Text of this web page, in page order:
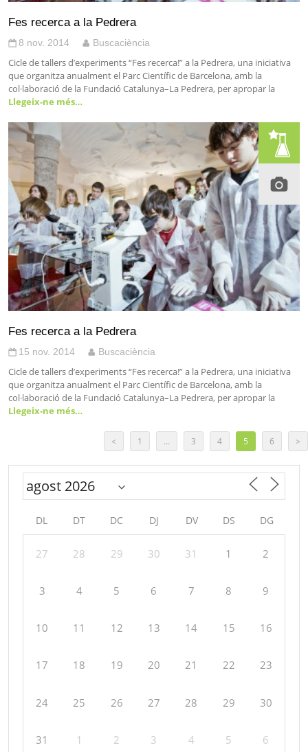
Fes recerca a la Pedrera
8 nov. 2014 Buscaciència
Cicle de tallers d’experiments “Fes recerca!” a la Pedrera, una iniciativa
que organitza anualment el Parc Científic de Barcelona, amb la
col·laboració de la Fundació Catalunya–La Pedrera, per apropar la
Llegeix-ne més…
Fes recerca a la Pedrera
15 nov. 2014 Buscaciència
Cicle de tallers d’experiments “Fes recerca!” a la Pedrera, una iniciativa
que organitza anualment el Parc Científic de Barcelona, amb la
col·laboració de la Fundació Catalunya–La Pedrera, per apropar la
Llegeix-ne més…
< 1 … 3 4 5 6 >
DL DT DC DJ DV DS DG
27 28 29 30 31 1 2
3 4 5 6 7 8 9
10 11 12 13 14 15 16
17 18 19 20 21 22 23
24 25 26 27 28 29 30
31 1 2 3 4 5 6